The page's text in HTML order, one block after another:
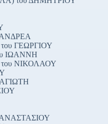
ΓΕΩΡΓΙΟΥ
ΙΩΑΝΝΗ
ΝΙΚΟΛΑΟΥ